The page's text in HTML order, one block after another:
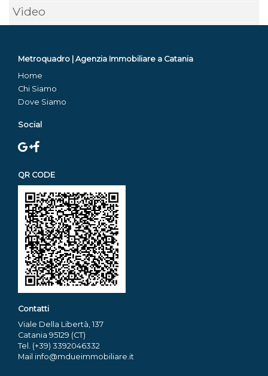
Video
Metroquadro | Agenzia Immobiliare a Catania
Home
Chi Siamo
Dove Siamo
Social
QR CODE
Contatti
Viale Della Libertà, 137
Catania 95129 (CT)
Tel. (+39) 3392046332
Mail info@mdueimmobiliare.it